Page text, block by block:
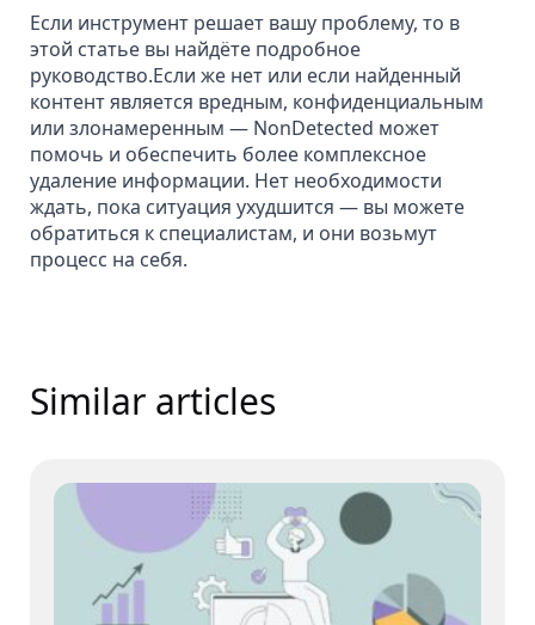
Если инструмент решает вашу проблему, то в
этой статье вы найдёте подробное
руководство.Если же нет или если найденный
контент является вредным, конфиденциальным
или злонамеренным — NonDetected может
помочь и обеспечить более комплексное
удаление информации. Нет необходимости
ждать, пока ситуация ухудшится — вы можете
обратиться к специалистам, и они возьмут
процесс на себя.
Similar articles